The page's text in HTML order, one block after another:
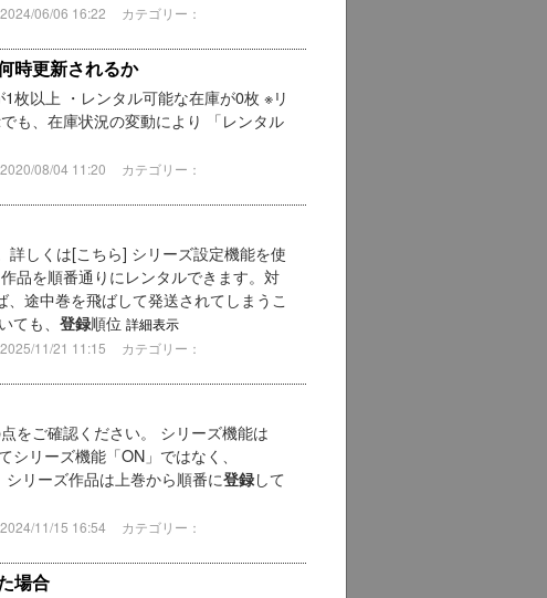
06/06 16:22
カテゴリー：
時更新されるか
枚以上 ・レンタル可能な在庫が0枚 ※リ
も、在庫状況の変動により 「レンタル
08/04 11:20
カテゴリー：
しくは[こちら] シリーズ設定機能を使
品を順番通りにレンタルできます。対
途中巻を飛ばして発送されてしまうこ
も、 登録順位 詳細表示
11/21 11:15
カテゴリー：
をご確認ください。 シリーズ機能は
シリーズ機能「ON」ではなく、
リーズ作品は上巻から順番に登録して
11/15 16:54
カテゴリー：
場合